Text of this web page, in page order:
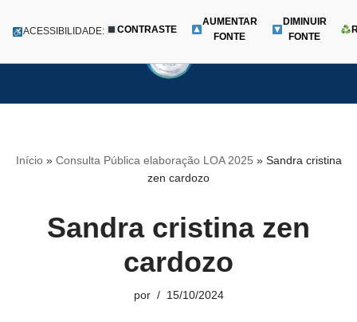
para
Menu
ACESSIBILIDADE: CONTRASTE
AUMENTAR
FONTE
DIMINUIR
FONTE
Início» Consulta Pública elaboração LOA 2025 » Sandra cristina
zen cardozo
Sandra cristina zen
cardozo
por 15/10/2024